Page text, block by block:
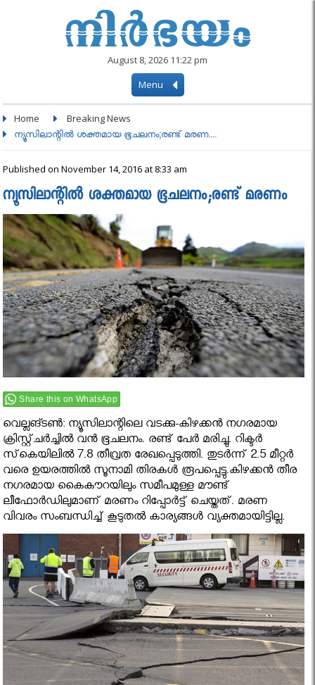
August 8, 2026 11:22 pm
Menu
Home Breaking News
ന്യൂസിലാന്റില്‍ ശക്തമായ ഭൂചലനം;രണ്ട് മരണ....
Published on November 14, 2016 at 8:33 am
ന്യൂസിലാന്റില്‍ ശക്തമായ ഭൂചലനം;രണ്ട് മരണം
Share this on WhatsApp
വെല്ലങ്ടണ്‍: ന്യൂസിലാന്റിലെ വടക്കു-കിഴക്കന്‍ നഗരമായ
ക്രിസ്റ്റ്ചര്‍ച്ചില്‍ വന്‍ ഭൂചലനം. രണ്ട് പേര്‍ മരിച്ചു. റിക്ടര്‍
സ്‌കെയിലില്‍ 7.8 തീവ്രത രേഖപ്പെടുത്തി. തുടര്‍ന്ന് 2.5 മീറ്റര്‍
വരെ ഉയരത്തില്‍ സൂനാമി തിരകള്‍ രൂപപ്പെട്ടു.കിഴക്കന്‍ തീര
നഗരമായ കൈകൗറയിലും സമീപമുള്ള മൗണ്ട്
ലീഫോര്‍ഡിലുമാണ് മരണം റിപ്പോര്‍ട്ട് ചെയ്തത്. മരണ
വിവരം സംബന്ധിച്ച് കൂടുതല്‍ കാര്യങ്ങള്‍ വ്യക്തമായിട്ടില്ല.